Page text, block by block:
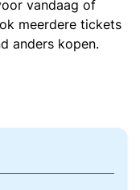
vandaag of
meerdere tickets
anders kopen.